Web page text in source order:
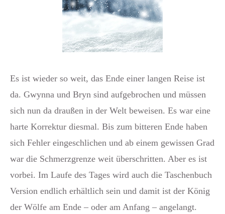
Es ist wieder so weit, das Ende einer langen Reise ist
da. Gwynna und Bryn sind aufgebrochen und müssen
sich nun da draußen in der Welt beweisen. Es war eine
harte Korrektur diesmal. Bis zum bitteren Ende haben
sich Fehler eingeschlichen und ab einem gewissen Grad
war die Schmerzgrenze weit überschritten. Aber es ist
vorbei. Im Laufe des Tages wird auch die Taschenbuch
Version endlich erhältlich sein und damit ist der König
der Wölfe am Ende – oder am Anfang – angelangt.